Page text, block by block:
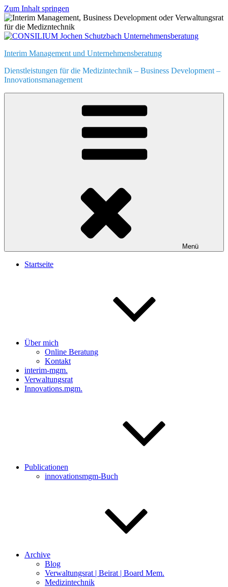
Zum Inhalt springen
Interim Management und Unternehmensberatung
Dienstleistungen für die Medizintechnik – Business Development –
Innovationsmanagement
Menü
Startseite
Über mich
Online Beratung
Kontakt
interim-mgm.
Verwaltungsrat
Innovations.mgm.
Publicationen
innovationsmgm-Buch
Archive
Blog
Verwaltungsrat | Beirat | Board Mem.
Medizintechnik